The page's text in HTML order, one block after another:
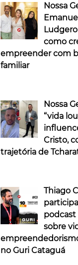
Nossa
como
empreender com
familiar
Nossa
“vida
Cristo,
trajetória de
Thiago
podcast
sobre
no Guri Cataguá